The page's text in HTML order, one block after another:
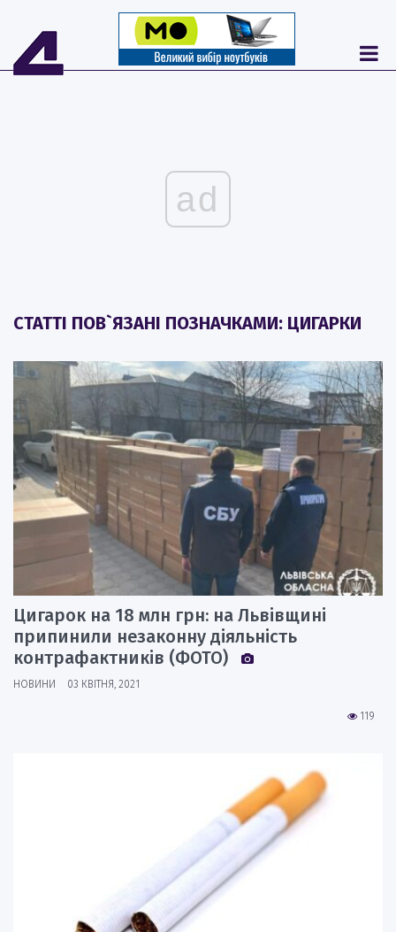
ad
СТАТТІ ПОВ`ЯЗАНІ ПОЗНАЧКАМИ: ЦИГАРКИ
Цигарок на 18 млн грн: на Львівщині
припинили незаконну діяльність
контрафактників (ФОТО)
НОВИНИ 03 КВІТНЯ, 2021
119